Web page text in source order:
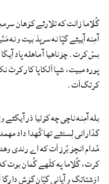
گُلاما زانت که تلارئے کۆهان
آمِنه آییئے گپّا نه سرپدَ بیت و
بسّ کرت. چۆناهیا آ ماهله پاد
پوره مبیت، شپا اَلکاپا کار کرتَ
کرتگ‌اَت.
بله آمِنه ناچی چه کۆٹیا دَر
گدّارانی لِسٹئے تها کُهدا داد
مُدام انچۆ بُرز اَت که اے رندی
کرت، گُلاما په کلَهے گُمان بوت
اۆشتاتگ و آیانی گپّان گۆش